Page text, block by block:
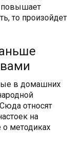
повышает
то произойдет
в домашних
относят
на
о методиках